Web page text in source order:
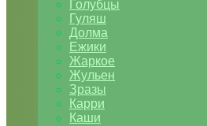
Голубцы
Гуляш
Долма
Ежики
Жаркое
Жульен
Зразы
Карри
Каши